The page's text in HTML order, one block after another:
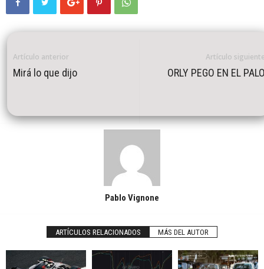
Artículo anterior
Mirá lo que dijo
Artículo
ORLY PEGO EN EL
Pablo Vignone
ARTÍCULOS RELACIONADOS MÁS DEL AUTOR